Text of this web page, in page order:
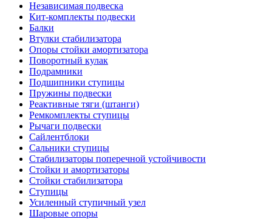
Независимая подвеска
Кит-комплекты подвески
Балки
Втулки стабилизатора
Опоры стойки амортизатора
Поворотный кулак
Подрамники
Подшипники ступицы
Пружины подвески
Реактивные тяги (штанги)
Ремкомплекты ступицы
Рычаги подвески
Сайлентблоки
Сальники ступицы
Стабилизаторы поперечной устойчивости
Стойки и амортизаторы
Стойки стабилизатора
Ступицы
Усиленный ступичный узел
Шаровые опоры